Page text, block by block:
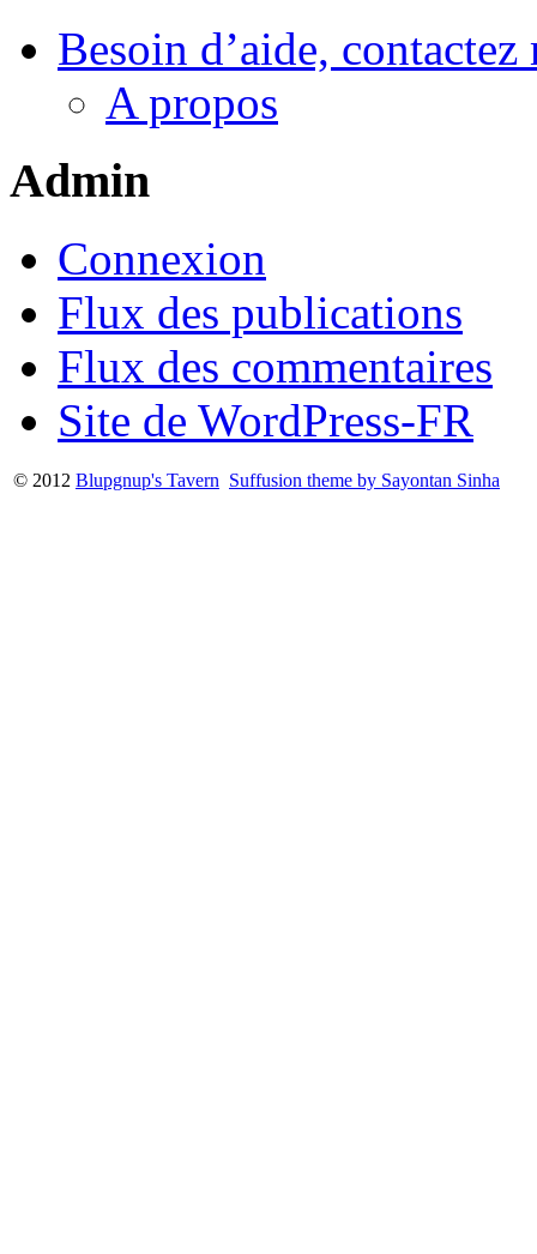
Besoin d’aide, contactez
A propos
Admin
Connexion
Flux des publications
Flux des commentaires
Site de WordPress-FR
© 2012 Blupgnup's Tavern Suffusion theme by Sayontan Sinha